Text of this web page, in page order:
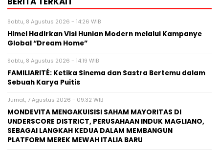
Sabtu, 8 Agustus 2026 - 14:26 WIB
Himel Hadirkan Visi Hunian Modern melalui Kampanye
Global “Dream Home”
Sabtu, 8 Agustus 2026 - 14:19 WIB
FAMILIARITÉ: Ketika Sinema dan Sastra Bertemu dalam
Sebuah Karya Puitis
Jumat, 7 Agustus 2026 - 09:32 WIB
MONDEVITA MENGAKUISISI SAHAM MAYORITAS DI
UNDERSCORE DISTRICT, PERUSAHAAN INDUK MAGLIANO,
SEBAGAI LANGKAH KEDUA DALAM MEMBANGUN
PLATFORM MEREK MEWAH ITALIA BARU